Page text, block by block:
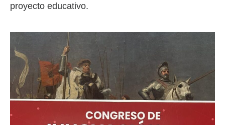
proyecto educativo.